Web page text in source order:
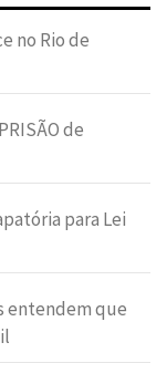
no Rio de
de
para Lei
entendem que